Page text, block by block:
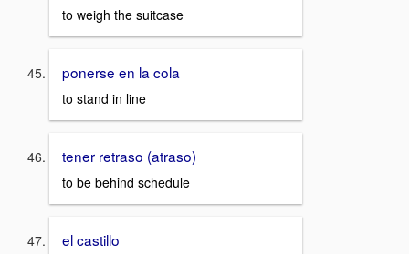
to weigh the suitcase
ponerse en la cola
to stand in line
tener retraso (atraso)
to be behind schedule
el castillo